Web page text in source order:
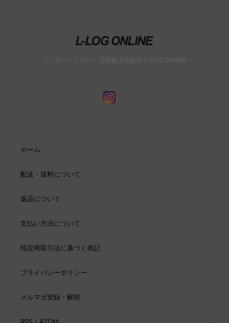
インポートブランド 正規輸入品販売 L-LOG ONLINE
ホーム
配送・送料について
返品について
支払い方法について
特定商取引法に基づく表記
プライバシーポリシー
メルマガ登録・解除